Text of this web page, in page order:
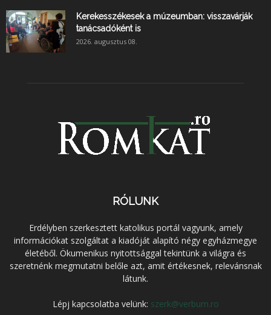
Kerekesszékesek a múzeumban: visszavárják
tanácsadóként is
2026. augusztus 08.
RÓLUNK
Erdélyben szerkesztett katolikus portál vagyunk, amely
információkat szolgáltat a kiadóját alapító négy egyházmegye
életéből. Ökumenikus nyitottsággal tekintünk a világra és
szeretnénk megmutatni belőle azt, amit értékesnek, relevánsnak
látunk.
Lépj kapcsolatba velünk: szerk@verbum.ro